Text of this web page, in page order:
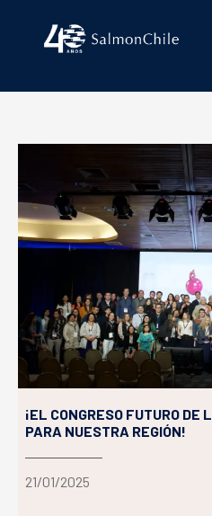
¡EL CONGRESO FUTURO DE
PARA NUESTRA REGIÓN!
21/01/2025